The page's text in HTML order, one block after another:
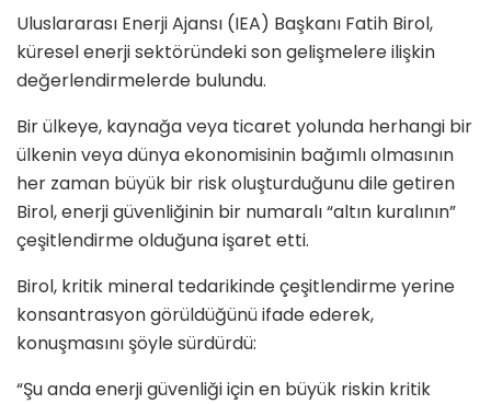
Uluslararası Enerji Ajansı (IEA) Başkanı Fatih Birol,
küresel enerji sektöründeki son gelişmelere ilişkin
değerlendirmelerde bulundu.
Bir ülkeye, kaynağa veya ticaret yolunda herhangi bir
ülkenin veya dünya ekonomisinin bağımlı olmasının
her zaman büyük bir risk oluşturduğunu dile getiren
Birol, enerji güvenliğinin bir numaralı “altın kuralının”
çeşitlendirme olduğuna işaret etti.
Birol, kritik mineral tedarikinde çeşitlendirme yerine
konsantrasyon görüldüğünü ifade ederek,
konuşmasını şöyle sürdürdü:
“Şu anda enerji güvenliği için en büyük riskin kritik